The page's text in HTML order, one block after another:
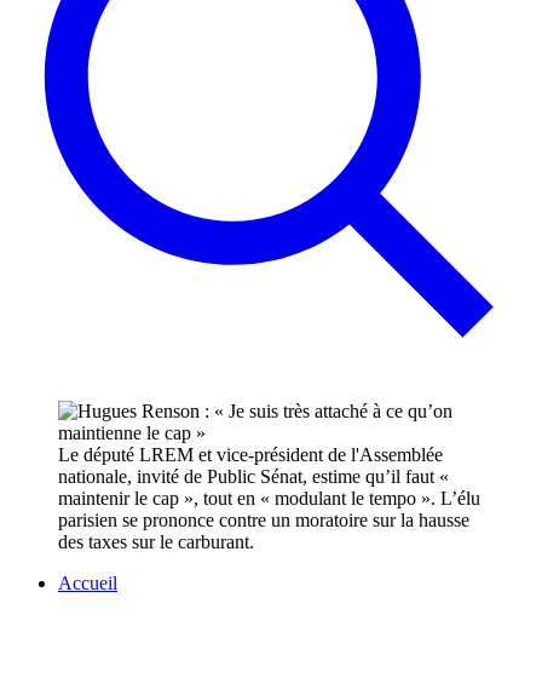
Le député LREM et vice-président de l'Assemblée
nationale, invité de Public Sénat, estime qu’il faut «
maintenir le cap », tout en « modulant le tempo ». L’élu
parisien se prononce contre un moratoire sur la hausse
des taxes sur le carburant.
Accueil